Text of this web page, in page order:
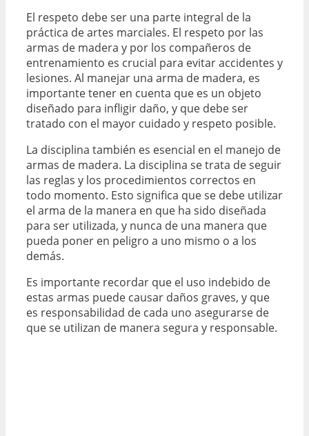
El respeto debe ser una parte integral de la
práctica de artes marciales. El respeto por las
armas de madera y por los compañeros de
entrenamiento es crucial para evitar accidentes y
lesiones. Al manejar una arma de madera, es
importante tener en cuenta que es un objeto
diseñado para infligir daño, y que debe ser
tratado con el mayor cuidado y respeto posible.
La disciplina también es esencial en el manejo de
armas de madera. La disciplina se trata de seguir
las reglas y los procedimientos correctos en
todo momento. Esto significa que se debe utilizar
el arma de la manera en que ha sido diseñada
para ser utilizada, y nunca de una manera que
pueda poner en peligro a uno mismo o a los
demás.
Es importante recordar que el uso indebido de
estas armas puede causar daños graves, y que
es responsabilidad de cada uno asegurarse de
que se utilizan de manera segura y responsable.